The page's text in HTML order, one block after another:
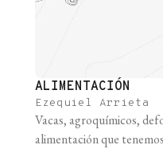
ALIMENTACIÓN
Ezequiel Arrieta
Vacas, agroquímicos,
alimentación que